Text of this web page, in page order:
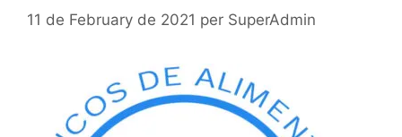
11 de February de 2021 per SuperAdmin